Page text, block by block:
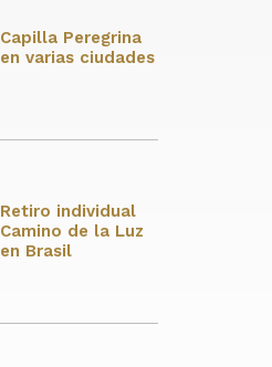
Capilla Peregrina
en varias ciudades
Retiro individual
Camino de la Luz
en Brasil